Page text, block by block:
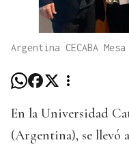
Argentina CECABA
En la Universidad
(Argentina), se llevó